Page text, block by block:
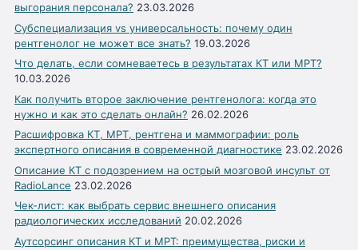
выгорания персонала? 23.03.2026
Субспециализация vs универсальность: почему один
рентгенолог не может все знать? 19.03.2026
Что делать, если сомневаетесь в результатах КТ или МРТ?
10.03.2026
Как получить второе заключение рентгенолога: когда это
нужно и как это сделать онлайн? 26.02.2026
Расшифровка КТ, МРТ, рентгена и маммографии: роль
экспертного описания в современной диагностике 23.02.2026
Описание КТ с подозрением на острый мозговой инсульт от
RadioLance 23.02.2026
Чек-лист: как выбрать сервис внешнего описания
радиологических исследований 20.02.2026
Аутсорсинг описания КТ и МРТ: преимущества, риски и